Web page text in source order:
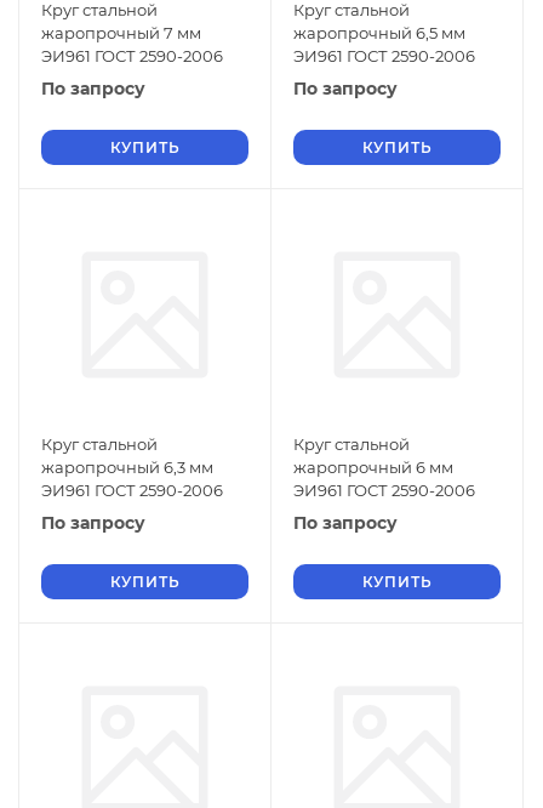
Круг стальной
жаропрочный 7 мм
ЭИ961 ГОСТ 2590-2006
По запросу
КУПИТЬ
Круг стальной
жаропрочный 6,5 мм
ЭИ961 ГОСТ 2590-2006
По запросу
КУПИТЬ
Круг стальной
жаропрочный 6,3 мм
ЭИ961 ГОСТ 2590-2006
По запросу
КУПИТЬ
Круг стальной
жаропрочный 6 мм
ЭИ961 ГОСТ 2590-2006
По запросу
КУПИТЬ